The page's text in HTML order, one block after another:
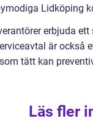
Lidköping
erbjuda
är också
tätt kan
Läs fler